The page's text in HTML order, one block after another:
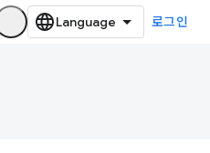
로그인